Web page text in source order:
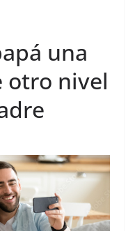
una
otro nivel